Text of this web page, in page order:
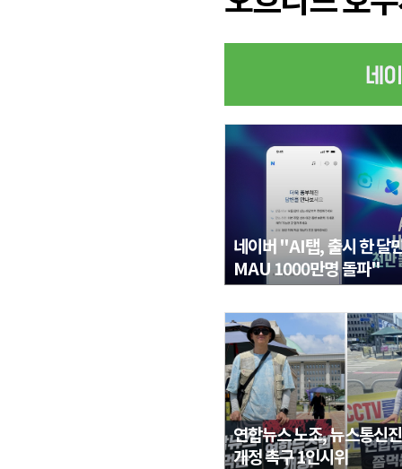
네이버 "AI탭, 출시 한 달
MAU 1000만명 돌파"
연합뉴스 노조, 뉴스통신
개정 촉구 1인시위